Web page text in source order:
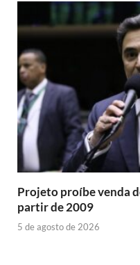
Projeto proíbe venda
partir de 2009
5 de agosto de 2026